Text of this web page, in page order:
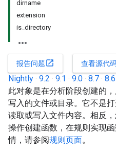
dirname
extension
is_directory
报告问题open_in_new 查看源代
Nightly · 9.2 · 9.1 · 9.0 · 8.7 · 8.6
此对象是在分析阶段创建的
写入的文件或目录。它不是
读取或写入文件内容。相反
操作创建函数，在规则实现
情，请参阅规则页面。